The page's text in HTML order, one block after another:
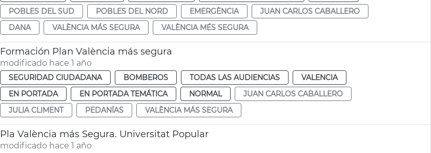
POBLES DEL SUD
POBLES DEL NORD EMERGÈNCIA
JUAN CARLOS CABALLERO
DANA
VALÈNCIA MÁS SEGURA VALÈNCIA MÉS SEGURA
Formación Plan València más segura
modificado hace 1 año
SEGURIDAD CIUDADANA BOMBEROS TODAS LAS AUDIENCIAS
VALENCIA
EN PORTADA
EN PORTADA TEMÁTICA NORMAL
JUAN CARLOS CABALLERO
JULIA CLIMENT
PEDANÍAS VALÈNCIA MÁS SEGURA
Pla València más Segura. Universitat Popular
modificado hace 1 año